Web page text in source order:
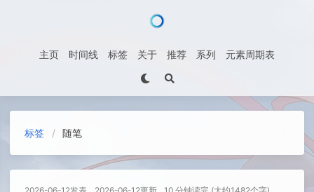
主页 时间线 标签 关于 推荐 系列 元素周期表
标签 随笔
2026-06-12发表 2026-06-12更新 10 分钟读完 (大约1482个字)